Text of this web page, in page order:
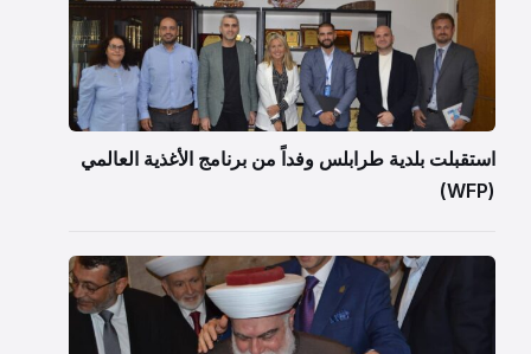
استقبلت بلدية طرابلس وفداً من برنامج الأغذية العالمي
(WFP)